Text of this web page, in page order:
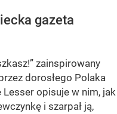
gazeta
zainspirowany
dorosłego Polaka
opisuje w nim, jak
i szarpał ją,